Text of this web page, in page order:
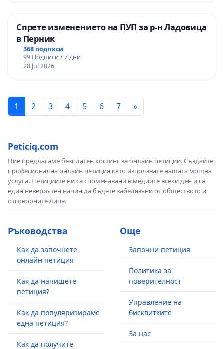
Спрете изменението на ПУП за р-н Ладовица
в Перник
368 подписи
99 Подписи / 7 дни
28 Jul 2026
1 2 3 4 5 6 7 »
Peticiq.com
Ние предлагаме безплатен хостинг за онлайн петиции. Създайте
професионална онлайн петиция като използвате нашата мощна
услуга. Петициите ни са споменавани в медиите всеки ден и са
един невероятен начин да бъдете забелязани от обществото и
отговорните лица.
Ръководства
Как да започнете
онлайн петиция
Как да напишете
петиция?
Как да популяризираме
една петиция?
Как да получите
Още
Започни петиция
Политика за
поверителност
Управление на
бисквитките
За нас